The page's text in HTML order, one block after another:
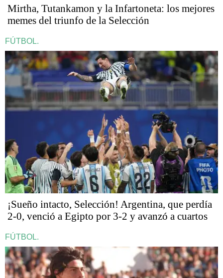
Mirtha, Tutankamon y la Infartoneta: los mejores
memes del triunfo de la Selección
FÚTBOL.
¡Sueño intacto, Selección! Argentina, que perdía
2-0, venció a Egipto por 3-2 y avanzó a cuartos
FÚTBOL.